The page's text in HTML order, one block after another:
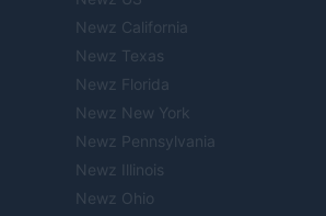
Newz California
Newz Texas
Newz Florida
Newz New York
Newz Pennsylvania
Newz Illinois
Newz Ohio